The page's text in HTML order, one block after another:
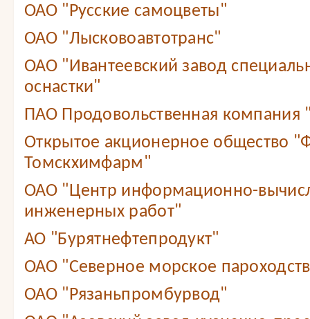
ОАО "Русские самоцветы"
ОАО "Лысковоавтотранс"
ОАО "Ивантеевский завод
оснастки"
ПАО Продовольственная
Открытое акционерное общество
Томскхимфарм"
ОАО "Центр информационно-
инженерных работ"
АО "Бурятнефтепродукт"
ОАО "Северное морское
ОАО "Рязаньпромбурвод"